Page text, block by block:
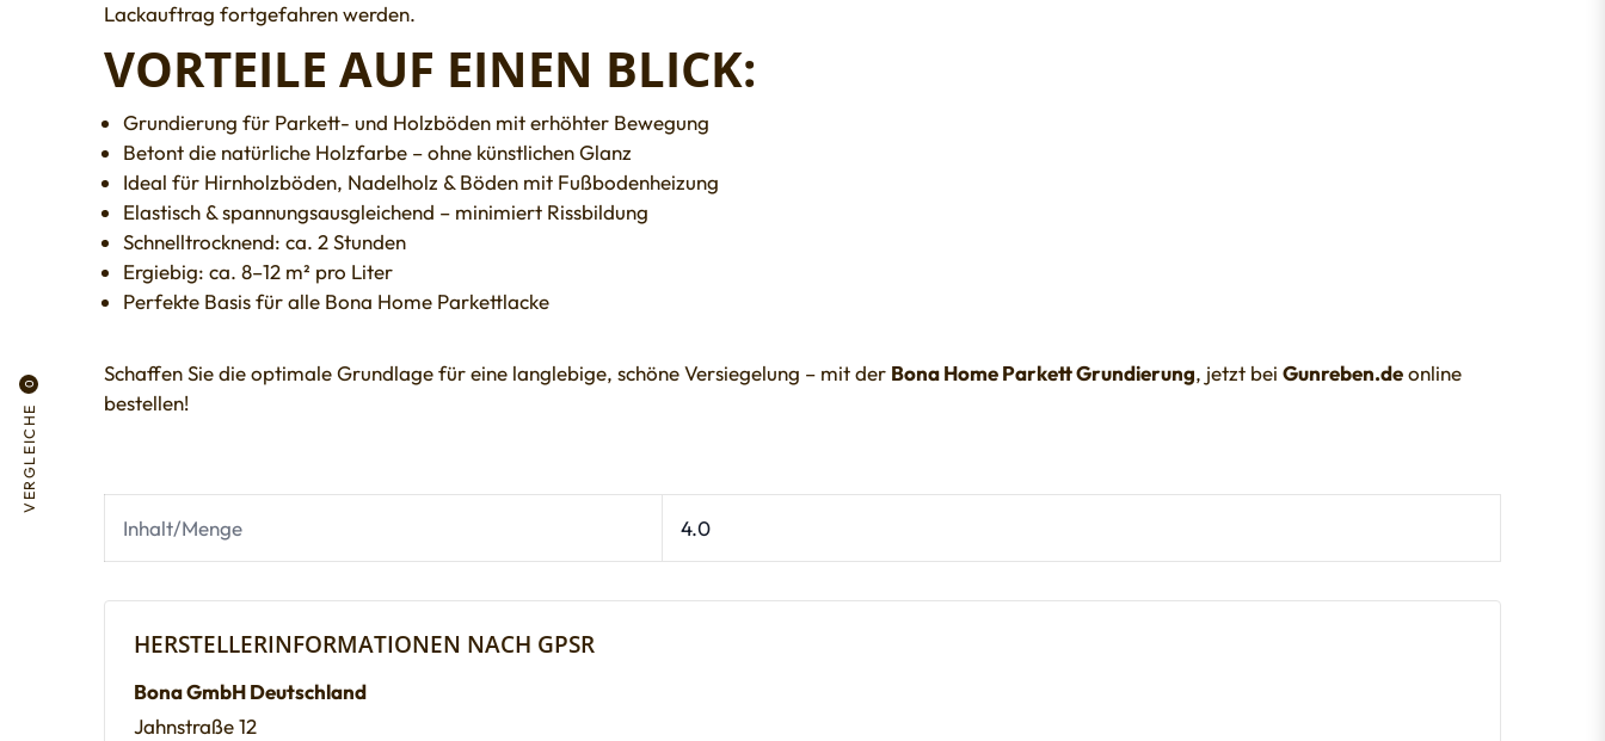
VERGLEICHE
0
Lackauftrag fortgefahren werden.
VORTEILE AUF EINEN BLICK:
Grundierung für Parkett- und Holzböden mit erhöhter Bewegung
Betont die natürliche Holzfarbe – ohne künstlichen Glanz
Ideal für Hirnholzböden, Nadelholz & Böden mit Fußbodenheizung
Elastisch & spannungsausgleichend – minimiert Rissbildung
Schnelltrocknend: ca. 2 Stunden
Ergiebig: ca. 8–12 m² pro Liter
Perfekte Basis für alle Bona Home Parkettlacke
Schaffen Sie die optimale Grundlage für eine langlebige, schöne Versiegelung – mit der Bona Home Parkett Grundierung, jetzt bei Gunreben.deonline
bestellen!
Inhalt/Menge 4.0
HERSTELLERINFORMATIONEN NACH GPSR
Bona GmbH Deutschland
Jahnstraße 12